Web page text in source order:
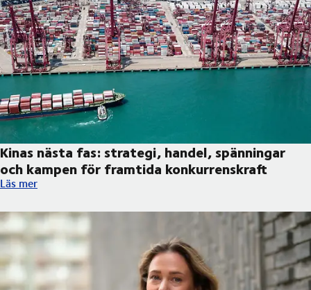
Kinas nästa fas: strategi, handel, spänningar
och kampen för framtida konkurrenskraft
Kinas nästa fas: strategi, handel, spänningar och kampen för
Läs mer